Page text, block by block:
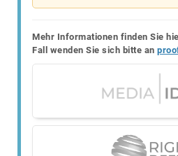
Mehr Informationen finden Sie
Fall wenden Sie sich bitte an